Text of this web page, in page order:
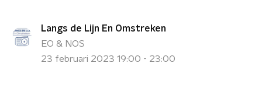
Langs de Lijn En Omstreken
EO & NOS
23 februari 2023 19:00 - 23:00